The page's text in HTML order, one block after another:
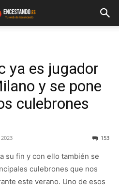
ya es jugador
y se pone
culebrones
153
su fin y con ello también se
culebrones que nos
este verano. Uno de esos